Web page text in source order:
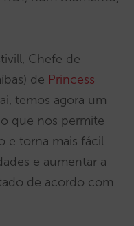
Chefe de
de Princess
temos agora um
que nos permite
e torna mais fácil
e aumentar a
de acordo com